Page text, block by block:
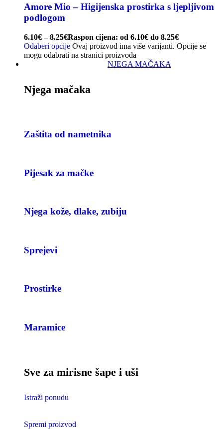
Amore Mio – Higijenska prostirka s ljepljivom
podlogom
6.10€ – 8.25€Raspon cijena: od 6.10€ do 8.25€
Odaberi opcije Ovaj proizvod ima više varijanti. Opcije se
mogu odabrati na stranici proizvoda
NJEGA MAČAKA
Njega mačaka
Zaštita od nametnika
Pijesak za mačke
Njega kože, dlake, zubiju
Sprejevi
Prostirke
Maramice
Sve za mirisne šape i uši
Istraži ponudu
Spremi proizvod